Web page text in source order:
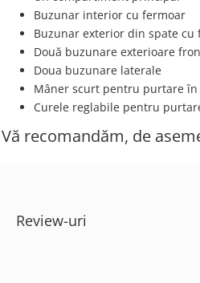
Buzunar interior cu fermoar
Buzunar exterior din spate cu
Două buzunare exterioare
Doua buzunare laterale
Mâner scurt pentru purtare în
Curele reglabile pentru
Vă recomandăm, de
Review-uri